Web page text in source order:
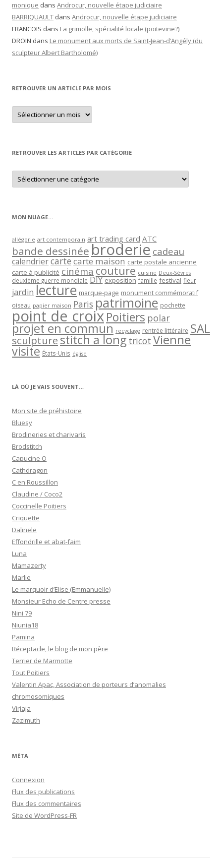
monique dans Androcur, nouvelle étape judiciaire
BARRIQUAULT dans Androcur, nouvelle étape judiciaire
FRANCOIS dans La grimolle, spécialité locale (poitevine?)
DROIN dans Le monument aux morts de Saint-Jean-d’Angély (du
sculpteur Albert Bartholomé)
RETROUVER UN ARTICLE PAR MOIS
Retrouver
un
article
RETROUVER LES ARTICLES PAR CATÉGORIE
Retrouver
les
articles
MON NUAGE…
allégorie art contemporain art trading card ATC
bande dessinée broderie cadeau
calendriercartecarte maison carte postale ancienne
carte à publicité cinéma couture cuisine Deux-Sèvres
deuxième guerre mondiale DIY exposition famille festival fleur
jardin lecture marque-page monument commémoratif
oiseau papier maison Paris patrimoine pochette
point de croixPoitiers polar
projet en commun recyclage rentrée littéraire SAL
sculpturestitch a long tricot Vienne
visite États-Unis église
LÀ OÙ JE VAIS SOUVENT…
Mon site de préhistoire
Bluesy
Brodineries et charivaris
Brodstitch
Capucine O
Cathdragon
C en Roussillon
Claudine / Coco2
Coccinelle Poitiers
Criquette
Dalinele
Effondrille et abat-faim
Luna
Mamazerty
Marlie
Le marquoir d’Elise (Emmanuelle)
Monsieur Echo de Centre presse
Nini 79
Niunia18
Pamina
Réceptacle, le blog de mon père
Terrier de Marmotte
Tout Poitiers
Valentin Apac, Association de porteurs d’anomalies
chromosomiques
Virjaja
Zazimuth
MÉTA
Connexion
Flux des publications
Flux des commentaires
Site de WordPress-FR